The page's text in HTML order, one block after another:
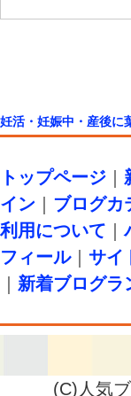
妊活・妊娠中・産後に
トップページ
イン
ブログカ
利用について ｜
フィール｜ サイ
新着ブログラ
(C)人気